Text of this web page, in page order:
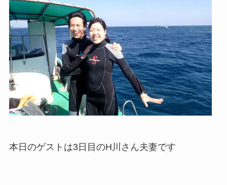
本日のゲストは3日目のH川さん夫妻です